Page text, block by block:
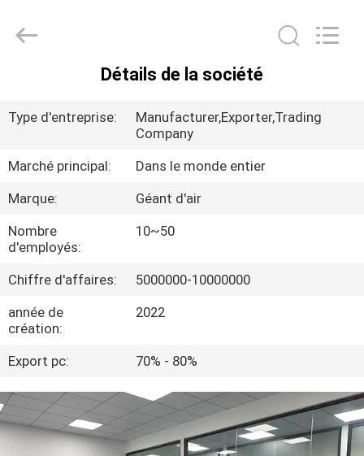
EXPOSITION
VR
PROPOS
DE
VISITE
Giant
Détails de la société
Type d'entreprise:
Manufacturer,Exporter,Trading
Company
Marché principal:
Dans le monde entier
Marque:
Géant d'air
Nombre
d'employés:
10~50
Chiffre d'affaires:
5000000-10000000
année de
création:
2022
Export pc: 70% - 80%